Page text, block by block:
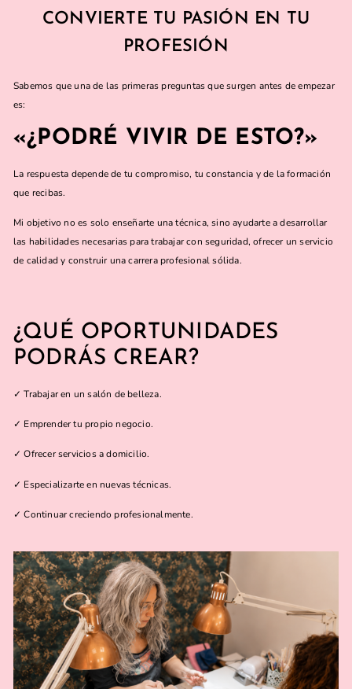
CONVIERTE TU PASIÓN EN TU
PROFESIÓN
Sabemos que una de las primeras preguntas que surgen antes de empezar
es:
«¿PODRÉ VIVIR DE ESTO?»
La respuesta depende de tu compromiso, tu constancia y de la formación
que recibas.
Mi objetivo no es solo enseñarte una técnica, sino ayudarte a desarrollar
las habilidades necesarias para trabajar con seguridad, ofrecer un servicio
de calidad y construir una carrera profesional sólida.
¿QUÉ OPORTUNIDADES
PODRÁS CREAR?
✓ Trabajar en un salón de belleza.
✓ Emprender tu propio negocio.
✓ Ofrecer servicios a domicilio.
✓ Especializarte en nuevas técnicas.
✓ Continuar creciendo profesionalmente.